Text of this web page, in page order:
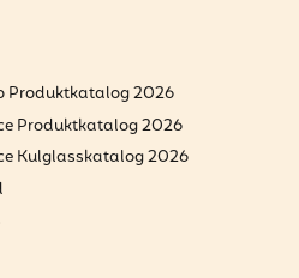
Produktkatalog 2026
Produktkatalog 2026
Kulglasskatalog 2026